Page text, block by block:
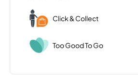
DimancheClick & Collect
Too Good To Go